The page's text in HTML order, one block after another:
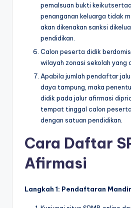
pemalsuan bukti
penanganan keluarga tidak
akan dikenakan sanksi
pendidikan.
Calon peserta didik
wilayah zonasi sekolah yang
Apabila jumlah pendaftar
daya tampung, maka
didik pada jalur afirmasi
tempat tinggal calon
dengan satuan pendidikan.
Cara Daftar
Afirmasi
Langkah 1: Pendaftaran